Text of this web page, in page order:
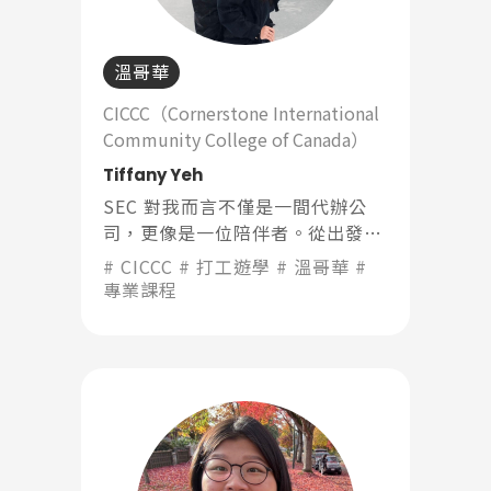
溫哥華
CICCC（Cornerstone International
Community College of Canada）
Tiffany Yeh
SEC 對我而言不僅是一間代辦公
司，更像是一位陪伴者。從出發前
的文件處理，到抵達後的生活協助
與活動資訊，他們在不同階段都陪
CICCC 打工遊學
溫哥華
專業課程